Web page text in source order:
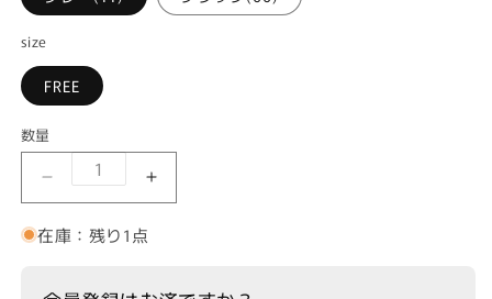
格
size
FREE
数量
【FONT LAB】フリンジラメ ナロースカートの数
【FONT LAB】フリンジラメ ナロース
在庫：残り1点